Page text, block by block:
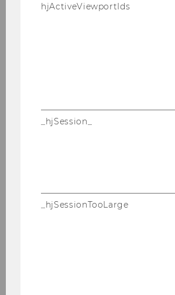
GÖTZE
Fremdsprachliche
Mag.
Projekt-MA
hjActiveViewportIds
_hjSession_
_hjSessionTooLarge